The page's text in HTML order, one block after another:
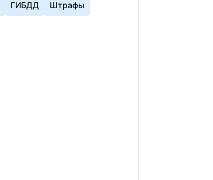
ГИБДД Штрафы